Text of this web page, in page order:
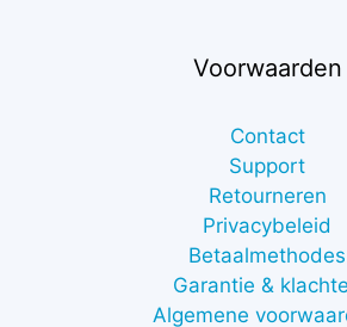
Voorwaarden
Contact
Support
Retourneren
Privacybeleid
Betaalmethodes
Garantie &
Algemene